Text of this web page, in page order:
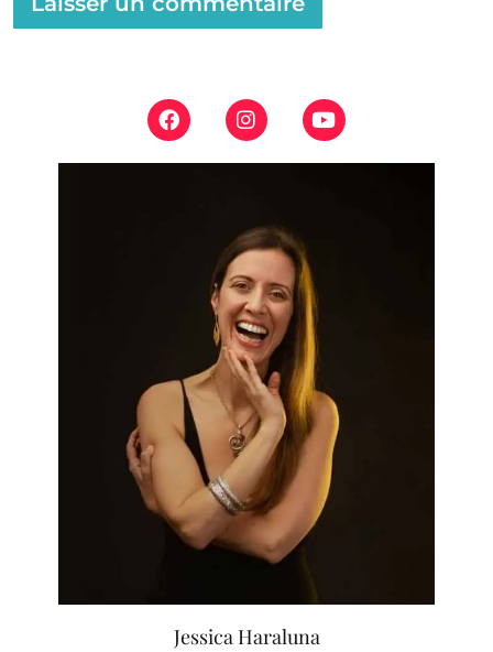
Jessica Haraluna